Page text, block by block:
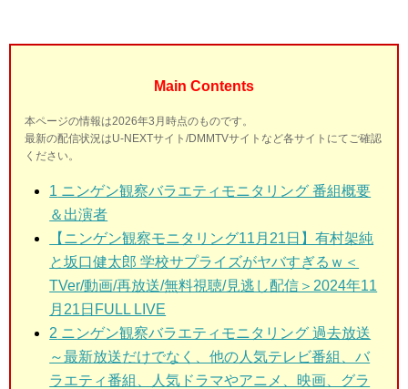
Main Contents
本ページの情報は2026年3月時点のものです。
最新の配信状況はU-NEXTサイト/DMMTVサイトなど各サイトにてご確認
ください。
1 ニンゲン観察バラエティモニタリング 番組概要
＆出演者
【ニンゲン観察モニタリング11月21日】有村架純
と坂口健太郎 学校サプライズがヤバすぎるｗ＜
TVer/動画/再放送/無料視聴/見逃し配信＞2024年11
月21日FULL LIVE
2 ニンゲン観察バラエティモニタリング 過去放送
～最新放送だけでなく、他の人気テレビ番組、バ
ラエティ番組、人気ドラマやアニメ、映画、グラ